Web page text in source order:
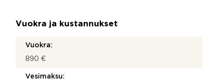
Vuokra ja kustannukset
Vuokra:
890 €
Vesimaksu: